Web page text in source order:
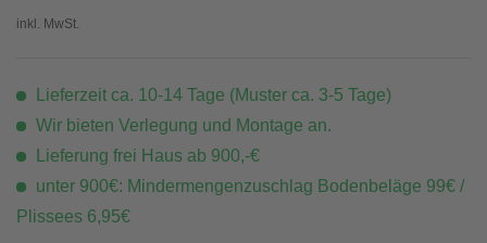
inkl. MwSt.
Lieferzeit ca. 10-14 Tage (Muster ca. 3-5 Tage)
Wir bieten Verlegung und Montage an.
Lieferung frei Haus ab 900,-€
unter 900€: Mindermengenzuschlag Bodenbeläge 99€ /
Plissees 6,95€